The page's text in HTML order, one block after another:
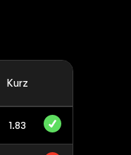
Kurz
1.83